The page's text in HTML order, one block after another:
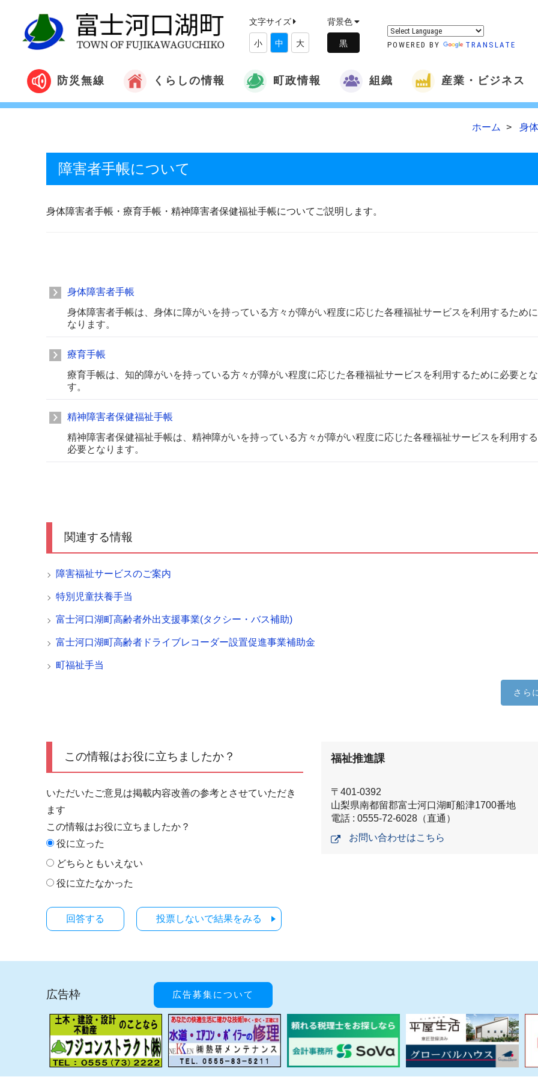
文字サイズ
小 中 大
背景色
POWERED BY TRANSLATE
防災無線 くらしの情報 町政情報 組織 産業・ビジネス
ホーム 身
障害者手帳について
身体障害者手帳・療育手帳・精神障害者保健福祉手帳についてご説明します。
身体障害者手帳
身体障害者手帳は、身体に障がいを持っている方々が障がい程度に応じた各種福祉サービスを利用するため
なります。
療育手帳
療育手帳は、知的障がいを持っている方々が障がい程度に応じた各種福祉サービスを利用するために必要と
す。
精神障害者保健福祉手帳
精神障害者保健福祉手帳は、精神障がいを持っている方々が障がい程度に応じた各種福祉サービスを利用す
必要となります。
関連する情報
障害福祉サービスのご案内
特別児童扶養手当
富士河口湖町高齢者外出支援事業(タクシー・バス補助)
富士河口湖町高齢者ドライブレコーダー設置促進事業補助金
町福祉手当
さら
この情報はお役に立ちましたか？
いただいたご意見は掲載内容改善の参考とさせていただき
ます
この情報はお役に立ちましたか？
役に立った
どちらともいえない
役に立たなかった
投票しないで結果をみる
福祉推進課
〒401-0392
山梨県南都留郡富士河口湖町船津1700番地
電話 : 0555-72-6028（直通）
お問い合わせはこちら
広告枠 広告募集について